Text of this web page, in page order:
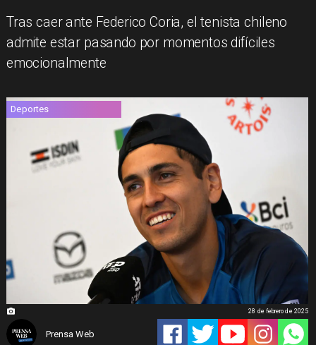
Tras caer ante Federico Coria, el tenista chileno
admite estar pasando por momentos difíciles
emocionalmente
Deportes
Prensa Web
28 de febrero de 2025